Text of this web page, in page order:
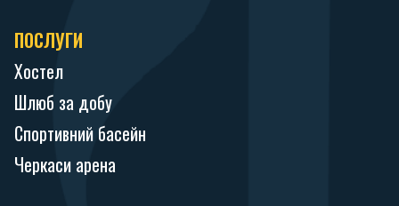
ПОСЛУГИ
Хостел
Шлюб за добу
Спортивний басейн
Черкаси арена